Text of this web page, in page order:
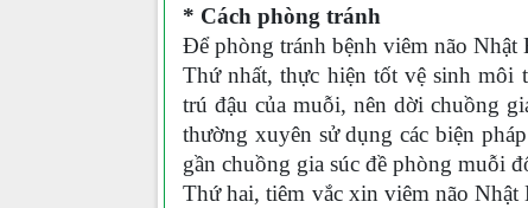
* Cách phòng tránh
Để phòng tránh bệnh viêm não Nhật
Thứ nhất, thực hiện tốt vệ sinh môi
trú đậu của muỗi, nên dời chuồng
thường xuyên sử dụng các biện
gần chuồng gia súc đề phòng muỗi
Thứ hai, tiêm vắc xin viêm não